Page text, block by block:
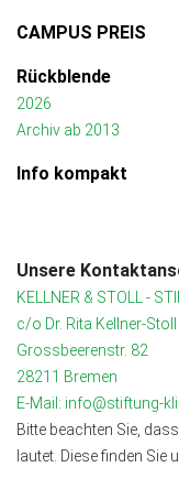
CAMPUS PREIS
Rückblende
2026
Archiv ab 2013
Info kompakt
Unsere
KELLNER & STOLL -
c/o Dr. Rita Kellner-Stoll
Grossbeerenstr. 82
28211 Bremen
E-Mail: info@stiftung-
Bitte beachten Sie,
lautet. Diese finden Sie